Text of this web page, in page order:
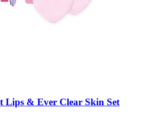
Lips & Ever Clear Skin Set